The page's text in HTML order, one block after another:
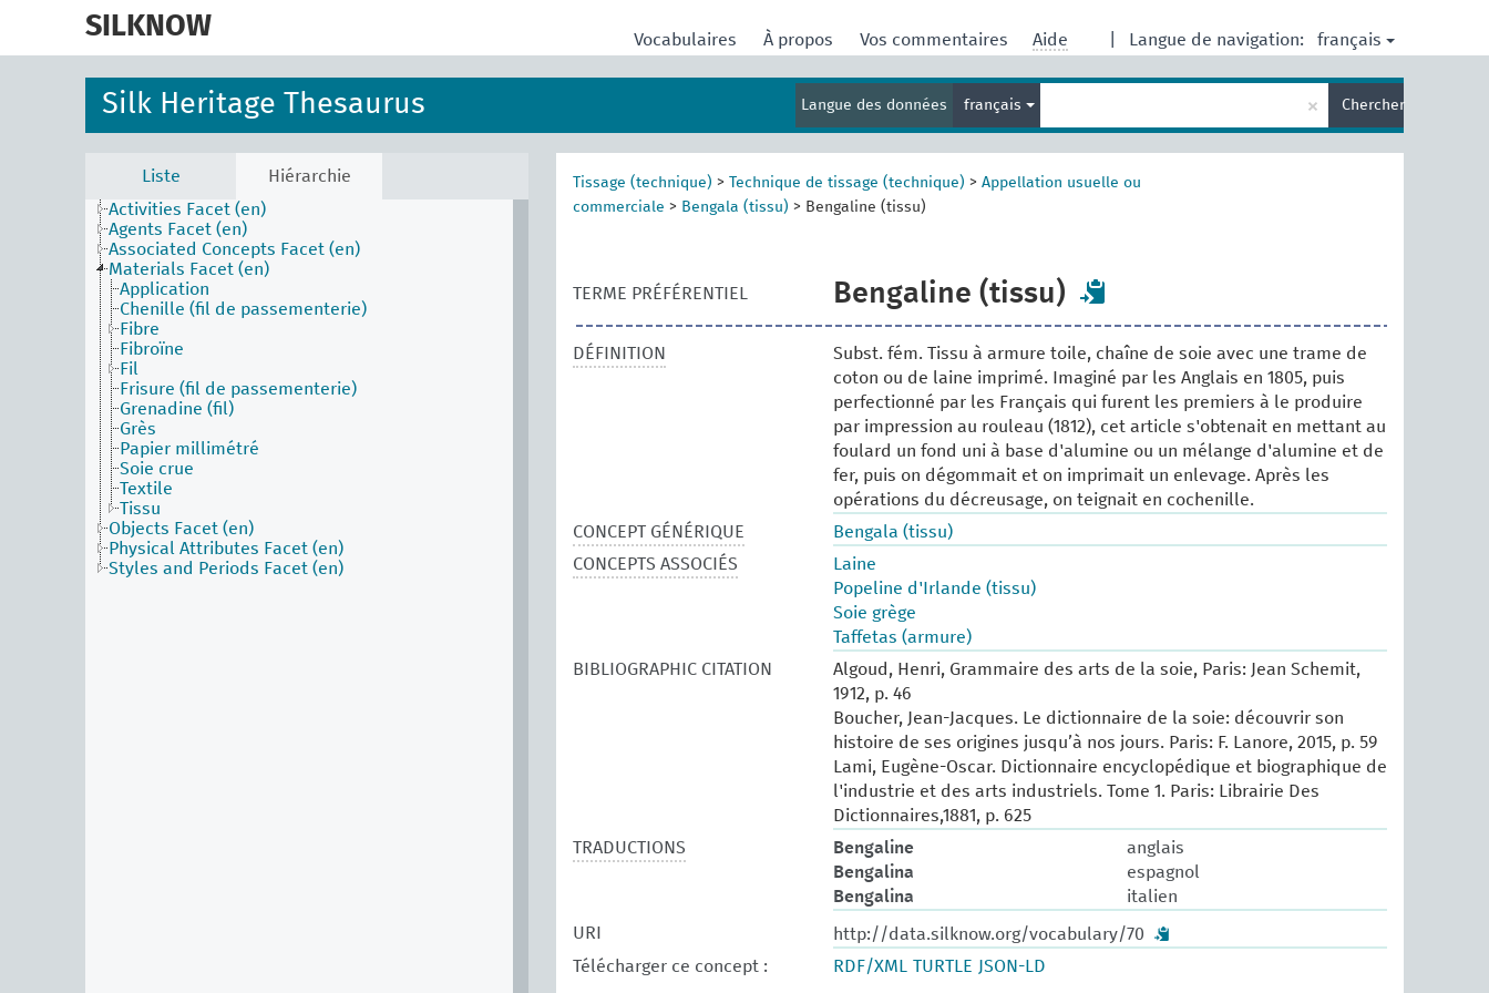
SILKNOW Langue de navigation: français
Vocabulaires À propos Vos commentaires Aide
Silk Heritage Thesaurus Langue des données français
terme
de
recherche
× Chercher
Liste
Hiérarchie
Activities Facet (en)
Agents Facet (en)
Associated Concepts Facet (en)
Materials Facet (en)
Application
Chenille (fil de passementerie)
Fibre
Fibroïne
Fil
Frisure (fil de passementerie)
Grenadine (fil)
Grès
Papier millimétré
Soie crue
Textile
Tissu
Objects Facet (en)
Physical Attributes Facet (en)
Styles and Periods Facet (en)
Tissage (technique) > Technique de tissage (technique) > Appellation usuelle ou
commerciale > Bengala (tissu) > Bengaline (tissu)
TERME PRÉFÉRENTIEL Bengaline (tissu)
DÉFINITION
Subst. fém. Tissu à armure toile, chaîne de soie avec une trame de
coton ou de laine imprimé. Imaginé par les Anglais en 1805, puis
perfectionné par les Français qui furent les premiers à le produire
par impression au rouleau (1812), cet article s'obtenait en mettant au
foulard un fond uni à base d'alumine ou un mélange d'alumine et de
fer, puis on dégommait et on imprimait un enlevage. Après les
opérations du décreusage, on teignait en cochenille.
CONCEPT GÉNÉRIQUE
Bengala (tissu)
CONCEPTS ASSOCIÉS
Laine
Popeline d'Irlande (tissu)
Soie grège
Taffetas (armure)
BIBLIOGRAPHIC CITATION
Algoud, Henri, Grammaire des arts de la soie, Paris: Jean Schemit,
1912, p. 46
Boucher, Jean-Jacques. Le dictionnaire de la soie: découvrir son
histoire de ses origines jusqu’à nos jours. Paris: F. Lanore, 2015, p. 59
Lami, Eugène-Oscar. Dictionnaire encyclopédique et biographique de
l'industrie et des arts industriels. Tome 1. Paris: Librairie Des
Dictionnaires,1881, p. 625
TRADUCTIONS
Bengaline
anglais
Bengalina
espagnol
Bengalina
italien
URI
http://data.silknow.org/vocabulary/70
Télécharger ce concept :
RDF/XML TURTLE JSON-LD